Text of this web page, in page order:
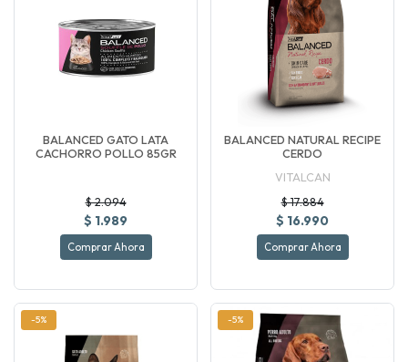
BALANCED GATO LATA
CACHORRO POLLO 85GR
$ 2.094
$ 1.989
Comprar Ahora
BALANCED NATURAL RECIPE
CERDO
VITALCAN
$ 17.884
$ 16.990
Comprar Ahora
-5% -5%